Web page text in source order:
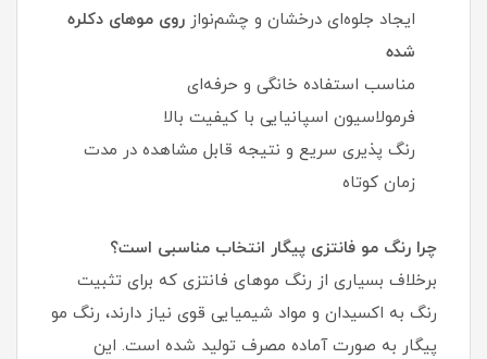
ایجاد جلوه‌ای درخشان و چشم‌نواز روی موهای دکلره
شده
مناسب استفاده خانگی و حرفه‌ای
فرمولاسیون اسپانیایی با کیفیت بالا
رنگ‌ پذیری سریع و نتیجه قابل مشاهده در مدت
زمان کوتاه
چرا رنگ مو فانتزی پیگار انتخاب مناسبی است؟
برخلاف بسیاری از رنگ موهای فانتزی که برای تثبیت
رنگ به اکسیدان و مواد شیمیایی قوی نیاز دارند، رنگ مو
پیگار به صورت آماده مصرف تولید شده است. این